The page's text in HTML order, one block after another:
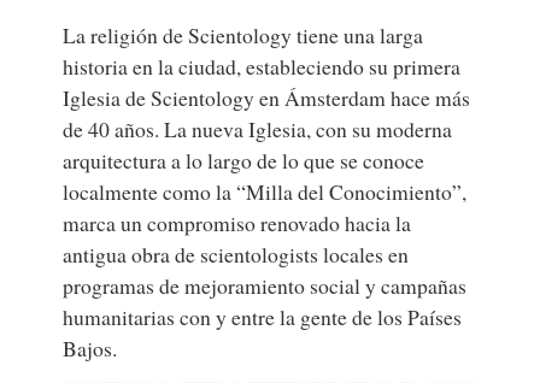
La religión de Scientology tiene una larga
historia en la ciudad, estableciendo su primera
Iglesia de Scientology en Ámsterdam hace más
de 40 años. La nueva Iglesia, con su moderna
arquitectura a lo largo de lo que se conoce
localmente como la “Milla del Conocimiento”,
marca un compromiso renovado hacia la
antigua obra de scientologists locales en
programas de mejoramiento social y campañas
humanitarias con y entre la gente de los Países
Bajos.